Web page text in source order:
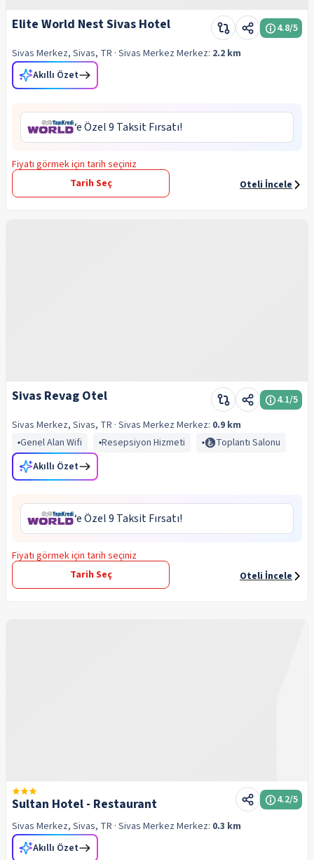
Elite World Nest Sivas Hotel 4.8/5
Sivas Merkez, Sivas, TR · Sivas Merkez Merkez: 2.2 km
Akıllı Özet
‘e Özel 9 Taksit Fırsatı!
Fiyatı görmek için tarih seçiniz
Tarih Seç
Oteli İncele
Sivas Revag Otel 4.1/5
Sivas Merkez, Sivas, TR · Sivas Merkez Merkez: 0.9 km
Genel Alan Wifi
Resepsiyon Hizmeti
Toplantı Salonu
Akıllı Özet
‘e Özel 9 Taksit Fırsatı!
Fiyatı görmek için tarih seçiniz
Tarih Seç
Oteli İncele
Sultan Hotel - Restaurant 4.2/5
Sivas Merkez, Sivas, TR · Sivas Merkez Merkez: 0.3 km
Akıllı Özet